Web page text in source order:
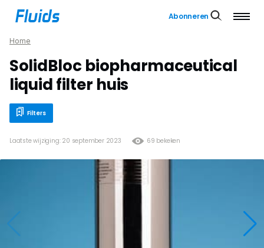
Abonneren
Home
SolidBloc biopharmaceutical
liquid filter huis
Filters
69 bekeken
Laatste wijziging: 20 september 2023